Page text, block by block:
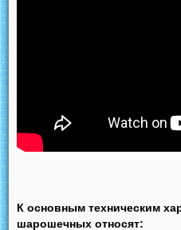
К основным техническим
шарошечных относят: